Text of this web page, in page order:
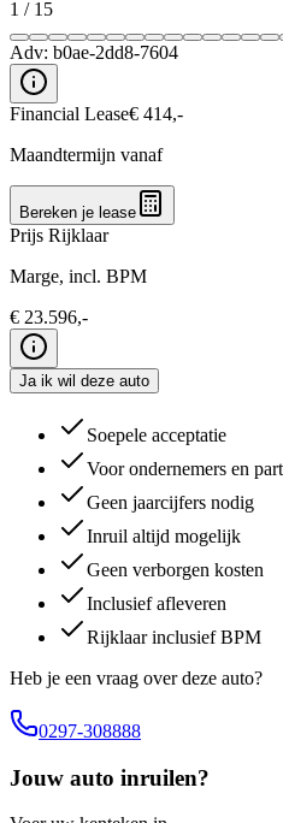
1 / 15
Adv: b0ae-2dd8-7604
Financial Lease€ 414,-
Maandtermijn vanaf
Bereken je lease
Prijs Rijklaar
Marge, incl. BPM
€ 23.596,-
Ja ik wil deze auto
Soepele acceptatie
Voor ondernemers en
Geen jaarcijfers nodig
Inruil altijd mogelijk
Geen verborgen kosten
Inclusief afleveren
Rijklaar inclusief BPM
Heb je een vraag over deze auto?
0297-308888
Jouw auto inruilen?